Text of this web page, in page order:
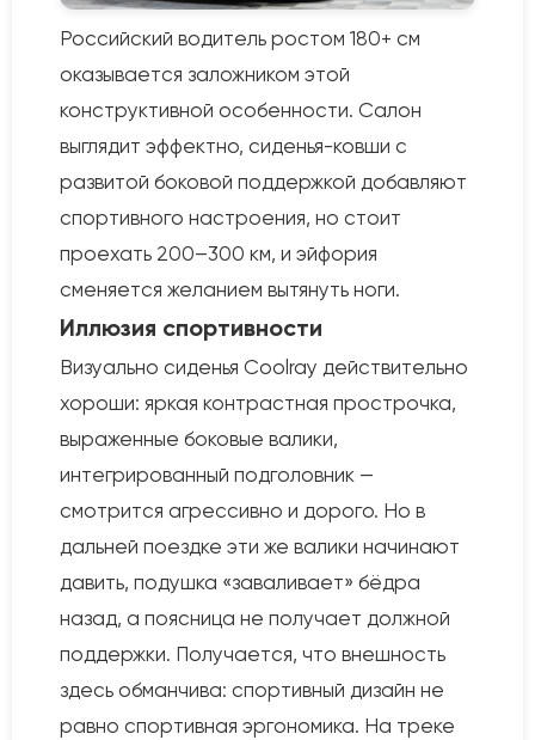
Российский водитель ростом 180+ см
оказывается заложником этой
конструктивной особенности. Салон
выглядит эффектно, сиденья-ковши с
развитой боковой поддержкой добавляют
спортивного настроения, но стоит
проехать 200–300 км, и эйфория
сменяется желанием вытянуть ноги.
Иллюзия спортивности
Визуально сиденья Coolray действительно
хороши: яркая контрастная прострочка,
выраженные боковые валики,
интегрированный подголовник —
смотрится агрессивно и дорого. Но в
дальней поездке эти же валики начинают
давить, подушка «заваливает» бёдра
назад, а поясница не получает должной
поддержки. Получается, что внешность
здесь обманчива: спортивный дизайн не
равно спортивная эргономика. На треке